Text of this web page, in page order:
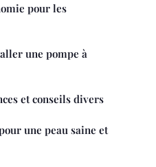
pour les
une pompe à
et conseils divers
une peau saine et